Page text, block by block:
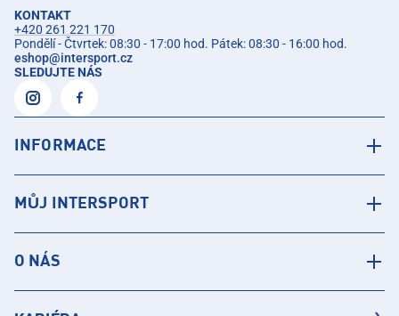
KONTAKT
+420 261 221 170
Pondělí - Čtvrtek: 08:30 - 17:00 hod. Pátek: 08:30 - 16:00 hod.
eshop@intersport.cz
SLEDUJTE NÁS
INFORMACE
MŮJ INTERSPORT
O NÁS